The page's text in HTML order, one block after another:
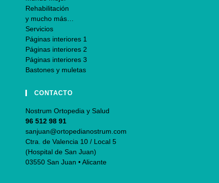
Rehabilitación
y mucho más…
Servicios
Páginas interiores 1
Páginas interiores 2
Páginas interiores 3
Bastones y muletas
CONTACTO
Nostrum Ortopedia y Salud
96 512 98 91
sanjuan@ortopedianostrum.com
Ctra. de Valencia 10 / Local 5
(Hospital de San Juan)
03550 San Juan • Alicante